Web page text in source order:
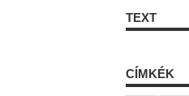
TEXT
CÍMKÉK